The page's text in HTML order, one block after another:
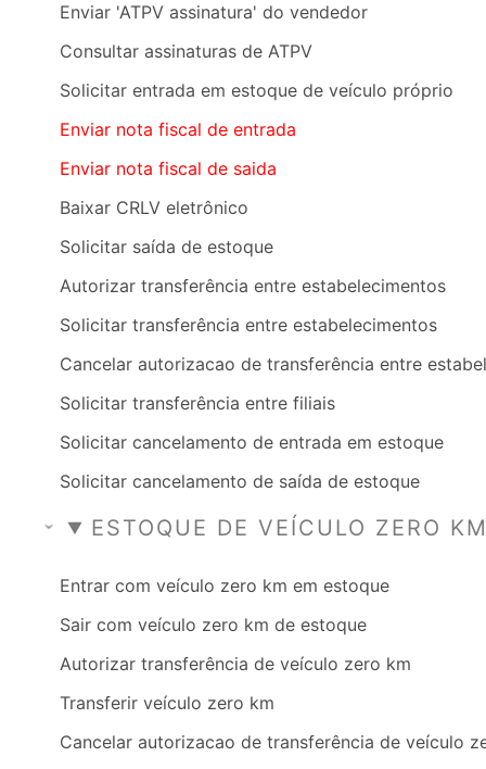
Enviar 'ATPV assinatura' do vendedor
Consultar assinaturas de ATPV
Solicitar entrada em estoque de veículo próprio
Enviar nota fiscal de entrada
Enviar nota fiscal de saida
Baixar CRLV eletrônico
Solicitar saída de estoque
Autorizar transferência entre estabelecimentos
Solicitar transferência entre estabelecimentos
Cancelar autorizacao de transferência entre
Solicitar transferência entre filiais
Solicitar cancelamento de entrada em estoque
Solicitar cancelamento de saída de estoque
ESTOQUE DE VEÍCULO ZERO
Entrar com veículo zero km em estoque
Sair com veículo zero km de estoque
Autorizar transferência de veículo zero km
Transferir veículo zero km
Cancelar autorizacao de transferência de veículo